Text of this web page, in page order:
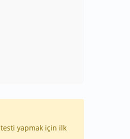
yapmak için ilk